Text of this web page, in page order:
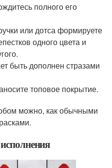
полного его
или дотса формируете
одного цвета и
быть дополнен стразами
топовое покрытие.
можно, как обычными